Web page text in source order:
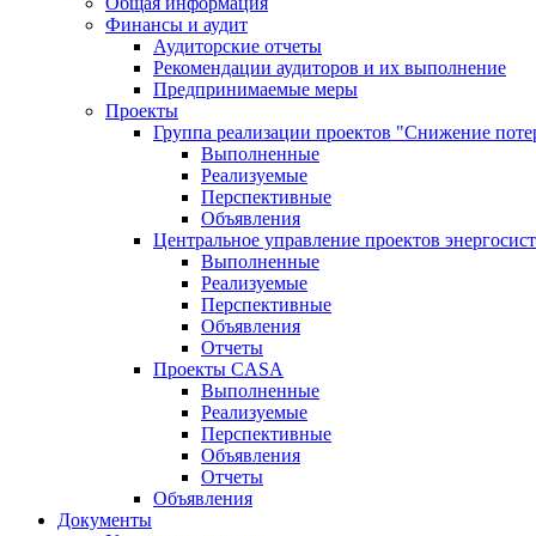
Финансы и аудит
Аудиторские отчеты
Рекомендации аудиторов и их выполнение
Предпринимаемые меры
Проекты
Группа реализации проектов "Снижение
Выполненные
Реализуемые
Перспективные
Объявления
Центральное управление проектов
Выполненные
Реализуемые
Перспективные
Объявления
Отчеты
Проекты CASA
Выполненные
Реализуемые
Перспективные
Объявления
Отчеты
Объявления
Документы